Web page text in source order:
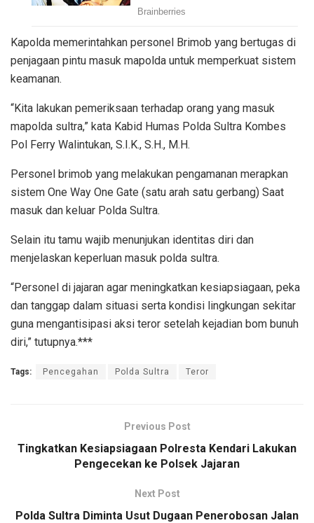
Kapolda memerintahkan personel Brimob yang bertugas di
penjagaan pintu masuk mapolda untuk memperkuat sistem
keamanan.
“Kita lakukan pemeriksaan terhadap orang yang masuk
mapolda sultra,” kata Kabid Humas Polda Sultra Kombes
Pol Ferry Walintukan, S.I.K., S.H., M.H.
Personel brimob yang melakukan pengamanan merapkan
sistem One Way One Gate (satu arah satu gerbang) Saat
masuk dan keluar Polda Sultra.
Selain itu tamu wajib menunjukan identitas diri dan
menjelaskan keperluan masuk polda sultra.
“Personel di jajaran agar meningkatkan kesiapsiagaan, peka
dan tanggap dalam situasi serta kondisi lingkungan sekitar
guna mengantisipasi aksi teror setelah kejadian bom bunuh
diri,” tutupnya.***
Tags: Pencegahan Polda Sultra Teror
Previous Post
Tingkatkan Kesiapsiagaan Polresta Kendari Lakukan
Pengecekan ke Polsek Jajaran
Next Post
Polda Sultra Diminta Usut Dugaan Penerobosan Jalan